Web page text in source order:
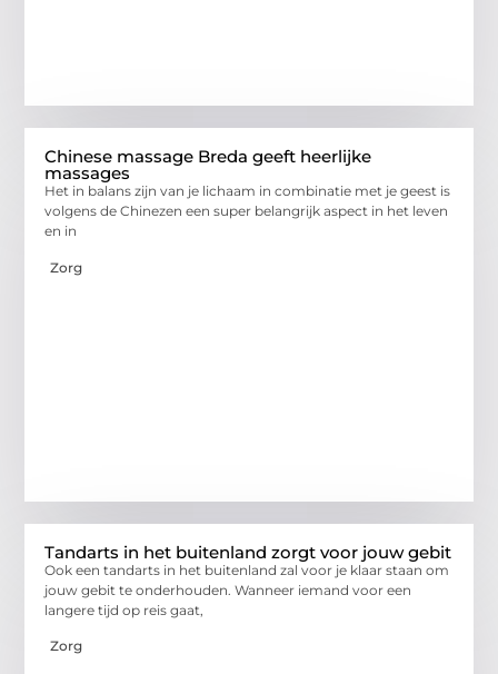
Chinese massage Breda geeft heerlijke
massages
Het in balans zijn van je lichaam in combinatie met je geest is
volgens de Chinezen een super belangrijk aspect in het leven
en in
Zorg
Tandarts in het buitenland zorgt voor jouw gebit
Ook een tandarts in het buitenland zal voor je klaar staan om
jouw gebit te onderhouden. Wanneer iemand voor een
langere tijd op reis gaat,
Zorg